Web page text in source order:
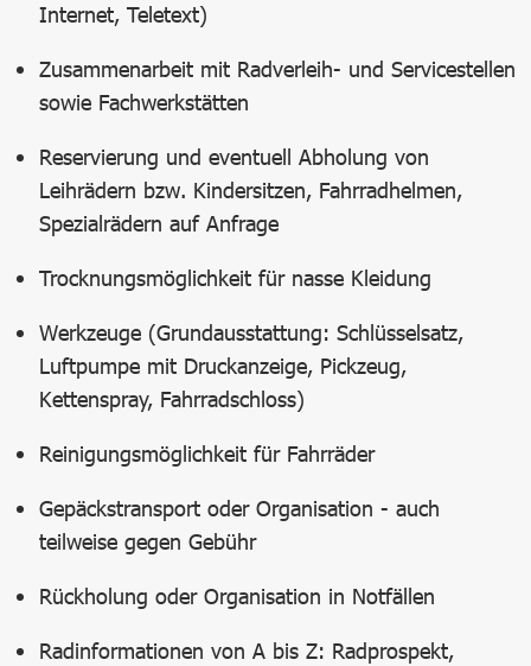
Internet, Teletext)
Zusammenarbeit mit Radverleih- und Servicestellen
sowie Fachwerkstätten
Reservierung und eventuell Abholung von
Leihrädern bzw. Kindersitzen, Fahrradhelmen,
Spezialrädern auf Anfrage
Trocknungsmöglichkeit für nasse Kleidung
Werkzeuge (Grundausstattung: Schlüsselsatz,
Luftpumpe mit Druckanzeige, Pickzeug,
Kettenspray, Fahrradschloss)
Reinigungsmöglichkeit für Fahrräder
Gepäckstransport oder Organisation - auch
teilweise gegen Gebühr
Rückholung oder Organisation in Notfällen
Radinformationen von A bis Z: Radprospekt,